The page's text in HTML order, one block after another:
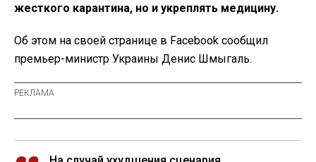
жесткого карантина, но и укреплять медицину.
Об этом на своей странице в Facebook сообщил
премьер-министр Украины Денис Шмыгаль.